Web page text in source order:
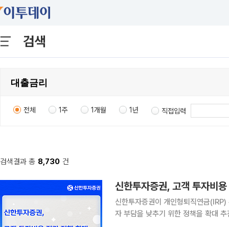
검색
전체 1주 1개월 1년 직접입력
검색결과 총 8,730 건
신한투자증권, 고객 투자비
신한투자증권이 개인형퇴직연금
자 부담을 낮추기 위한 정책을 확대 추진한다. 6일 신한투자증권은 IRP 자산·운